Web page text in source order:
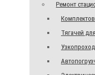
Ремонт
Тягачей